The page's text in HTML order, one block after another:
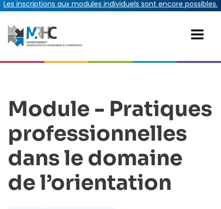
Les inscriptions aux modules individuels sont encore possibles.
Module - Pratiques
professionnelles
dans le domaine
de l’orientation